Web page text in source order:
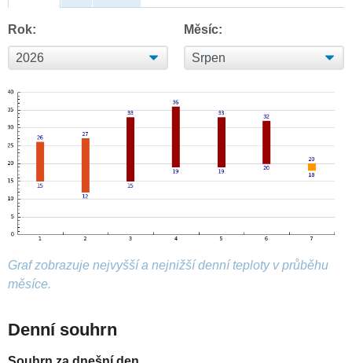
Rok: Měsíc:
Graf zobrazuje nejvyšší a nejnižší denní teploty v průběhu
měsíce.
Denní souhrn